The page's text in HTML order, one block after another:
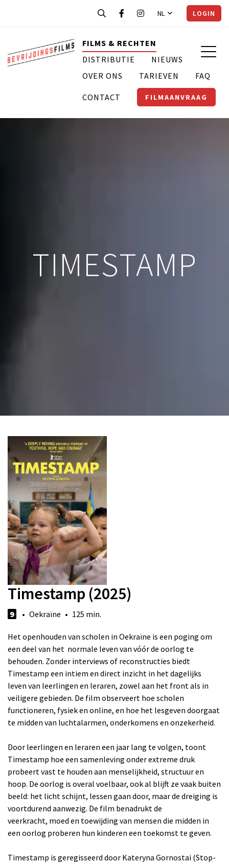
NL LOGIN
FILMS & RECHTEN
DISTRIBUTIE
NIEUWS
OVER ONS
TARIEVEN FAQ
CONTACT FILMAANVRAAG
TIMESTAMP
Timestamp (2025)
9 • Oekraïne • 125 min.
Het openhouden van scholen in Oekraïne is een poging om
een deel van het normale leven van vóór de oorlog te
behouden. Zonder interviews of reconstructies biedt
Timestamp een intiem en direct inzicht in het dagelijks
leven van leerlingen en leraren, zowel aan het front als in
veiligere gebieden. De film observeert hoe scholen
functioneren, fysiek en online, en hoe het lesgeven doorgaat
te midden van luchtalarmen, onderkomens en onzekerheid.
Door leerlingen en leraren een jaar lang te volgen, toont
Timestamp hoe een samenleving onder extreme druk
probeert vast te houden aan menselijkheid, structuur en
hoop. De oorlog is overal voelbaar, ook al blijft ze vaak buiten
beeld: het licht schijnt, lessen gaan door, maar de dreiging is
voortdurend aanwezig. De film benadrukt de
veerkracht, moed en toewijding van mensen die midden in
een oorlog proberen hun kinderen een toekomst te geven.
Timestamp is geregisseerd door Kateryna Gornostai (Stop-